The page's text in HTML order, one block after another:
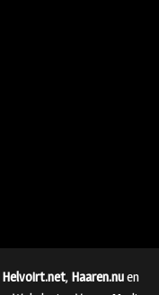
Helvoirt.net, Haaren.nuen